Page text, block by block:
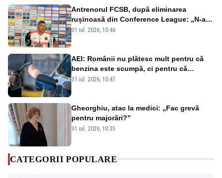
Antrenorul FCSB, după eliminarea
rușinoasă din Conference League: „N-ai
cum să nu scoți în evidență și lucrurile
31 iul. 2026, 10:46
AEI: Românii nu plătesc mult pentru că
benzina este scumpă, ci pentru că
benzina ieftină e taxată scump
31 iul. 2026, 10:47
Gheorghiu, atac la medici: „Fac grevă
pentru majorări?”
31 iul. 2026, 10:35
CATEGORII POPULARE